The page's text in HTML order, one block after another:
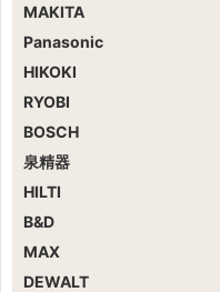
リーチ式
リーチ式
カウンター式
リーチ式
カウンター式
MAKITA
Panasonic
HIKOKI
RYOBI
BOSCH
泉精器
HILTI
B&D
MAX
DEWALT